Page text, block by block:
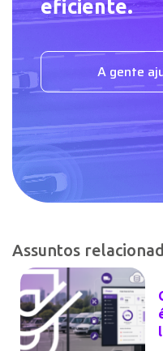
eficiente.
A gente
Assuntos